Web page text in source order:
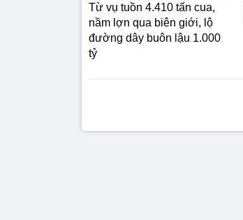
Từ vụ tuồn 4.410 tấn cua,
nầm lợn qua biên giới, lộ
đường dây buôn lậu 1.000
tỷ